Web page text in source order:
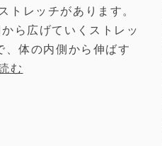
トレッチがあります。
ら広げていくストレッ
、体の内側から伸ばす
む